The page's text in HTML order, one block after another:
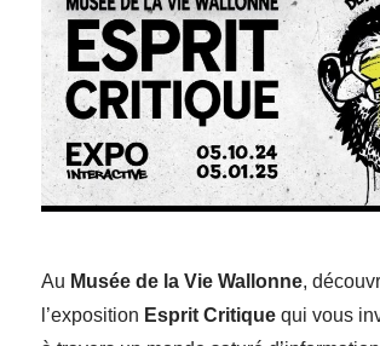
Au Musée de la Vie Wallonne,
l’exposition Esprit Critique qui vous